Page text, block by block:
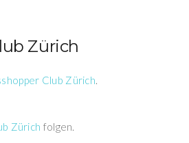
Zürich
Club Zürich.
Zürich folgen.